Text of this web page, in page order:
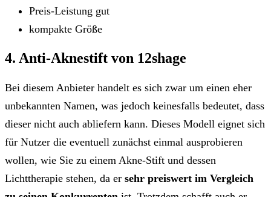
Preis-Leistung gut
kompakte Größe
4. Anti-Aknestift von 12shage
Bei diesem Anbieter handelt es sich zwar um einen eher
unbekannten Namen, was jedoch keinesfalls bedeutet, dass
dieser nicht auch abliefern kann. Dieses Modell eignet sich
für Nutzer die eventuell zunächst einmal ausprobieren
wollen, wie Sie zu einem Akne-Stift und dessen
Lichttherapie stehen, da er sehr preiswert im Vergleich